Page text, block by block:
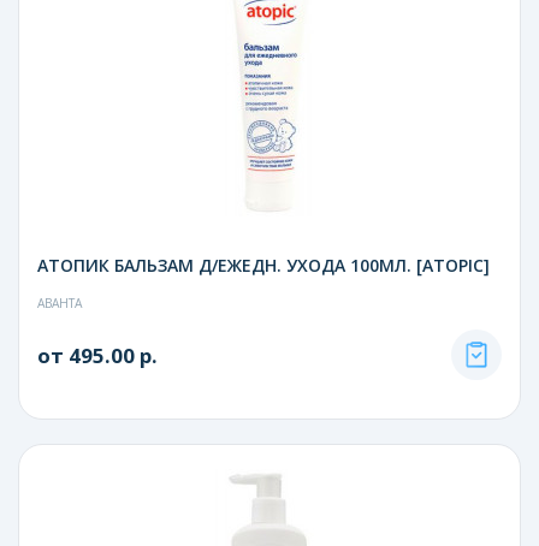
АТОПИК БАЛЬЗАМ Д/ЕЖЕДН. УХОДА 100МЛ. [ATOPIC]
АВАНТА
от 495.00 р.